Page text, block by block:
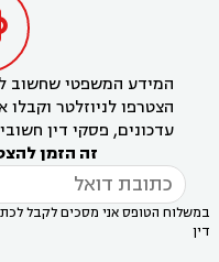
המידע המשפטי שחשוב
הצטרפו לניוזלטר
עדכונים, פסקי דין
זה הזמן
במשלוח הטופס אני מסכים לקבל
דין